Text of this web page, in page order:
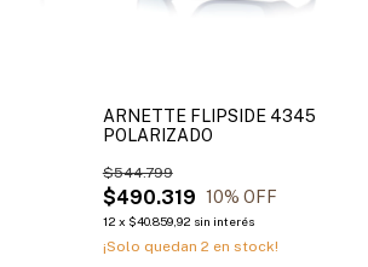
ARNETTE FLIPSIDE 4345
POLARIZADO
$490.319
$544.799
10% OFF
12 x $40.859,92 sin interés
¡Solo quedan 2 en stock!